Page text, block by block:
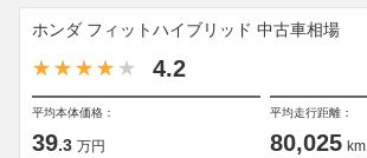
ホンダ フィットハイブリッド 中古車相場
4.2
平均本体価格：
39.3 万円
平均走行距離：
80,025 km